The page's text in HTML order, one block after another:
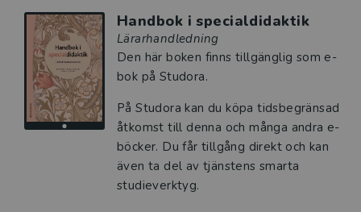
Handbok i specialdidaktik
Lärarhandledning
Den här boken finns tillgänglig som e-
bok på Studora.
På Studora kan du köpa tidsbegränsad
åtkomst till denna och många andra e-
böcker. Du får tillgång direkt och kan
även ta del av tjänstens smarta
studieverktyg.